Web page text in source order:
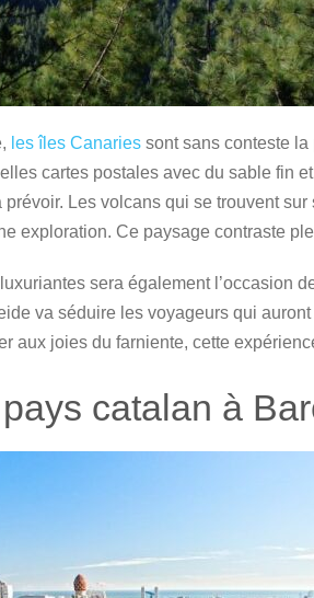
les îles Canaries sont sans conteste
cartes postales avec du sable fin
Les volcans qui se trouvent
exploration. Ce paysage contraste
sera également l’occasion
va séduire les voyageurs qui
aux joies du farniente, cette
catalan à